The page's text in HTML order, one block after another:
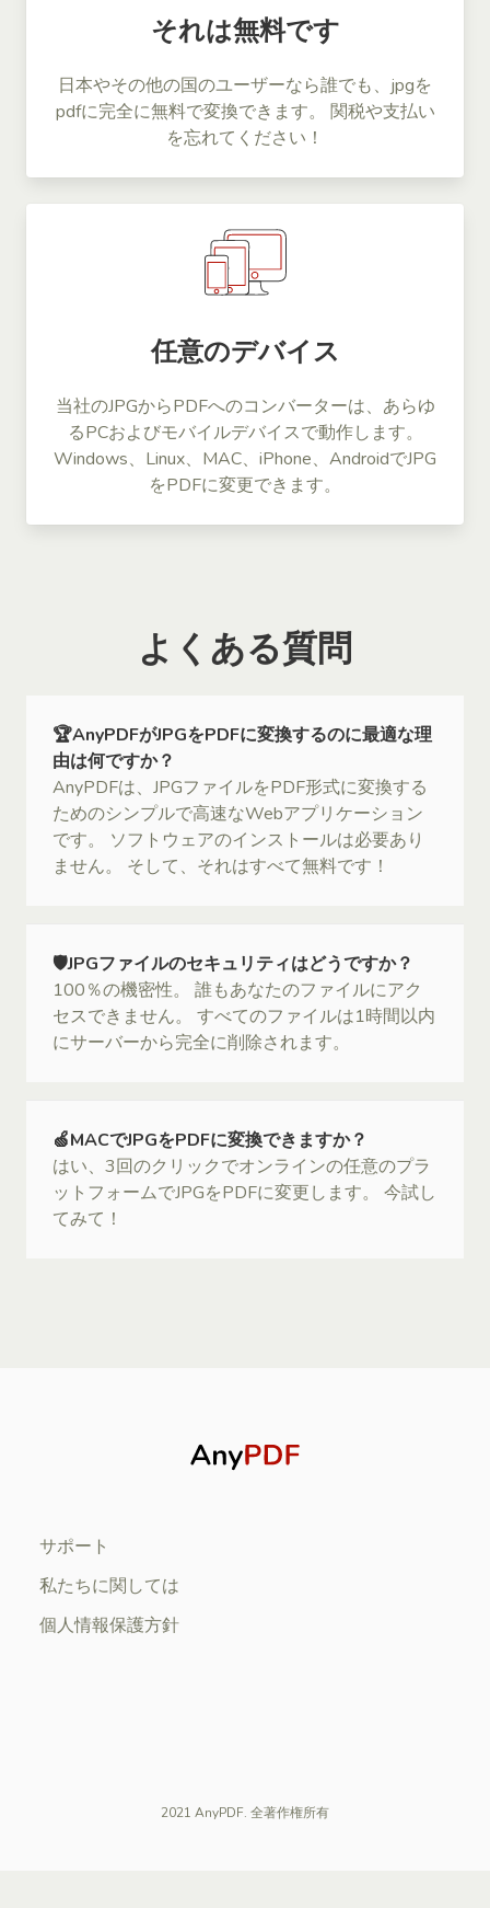
それは無料です
日本やその他の国のユーザーなら誰でも、jpgを
pdfに完全に無料で変換できます。 関税や支払い
を忘れてください！
任意のデバイス
当社のJPGからPDFへのコンバーターは、あらゆ
るPCおよびモバイルデバイスで動作します。
Windows、Linux、MAC、iPhone、AndroidでJPG
をPDFに変更できます。
よくある質問
🏆AnyPDFがJPGをPDFに変換するのに最適な理
由は何ですか？
AnyPDFは、JPGファイルをPDF形式に変換する
ためのシンプルで高速なWebアプリケーション
です。 ソフトウェアのインストールは必要あり
ません。 そして、それはすべて無料です！
🛡JPGファイルのセキュリティはどうですか？
100％の機密性。 誰もあなたのファイルにアク
セスできません。 すべてのファイルは1時間以内
にサーバーから完全に削除されます。
🍏MACでJPGをPDFに変換できますか？
はい、3回のクリックでオンラインの任意のプラ
ットフォームでJPGをPDFに変更します。 今試し
てみて！
サポート
私たちに関しては
個人情報保護方針
2021 AnyPDF. 全著作権所有